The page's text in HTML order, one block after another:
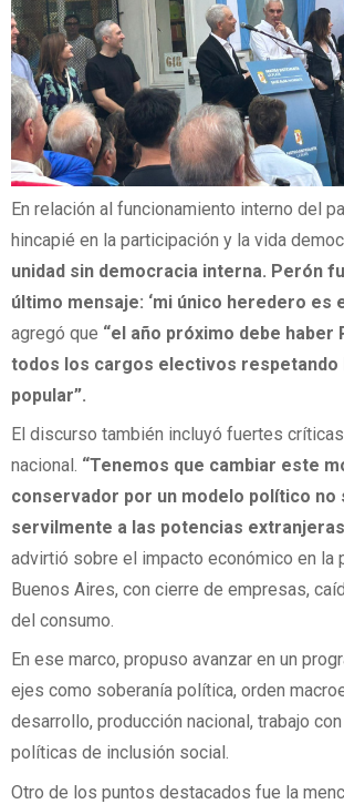
En relación al funcionamiento interno del
hincapié en la participación y la vida
unidad sin democracia interna. Perón
último mensaje: ‘mi único heredero es
agregó que “el año próximo debe haber
todos los cargos electivos respetando
popular”.
El discurso también incluyó fuertes
nacional. “Tenemos que cambiar este
conservador por un modelo político no
servilmente a las potencias
advirtió sobre el impacto económico en la
Buenos Aires, con cierre de empresas,
del consumo.
En ese marco, propuso avanzar en un
ejes como soberanía política, orden
desarrollo, producción nacional, trabajo
políticas de inclusión social.
Otro de los puntos destacados fue la